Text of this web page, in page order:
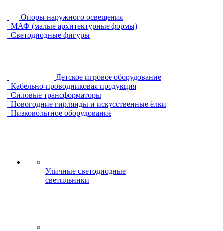
Опоры наружного освещения
МАФ (малые архитектурные формы)
Светодиодные фигуры
Детское игровое оборудование
Кабельно-проводниковая продукция
Силовые трансформаторы
Новогодние гирлянды и искусственные ёлки
Низковольтное оборудование
Уличные светодиодные
светильники